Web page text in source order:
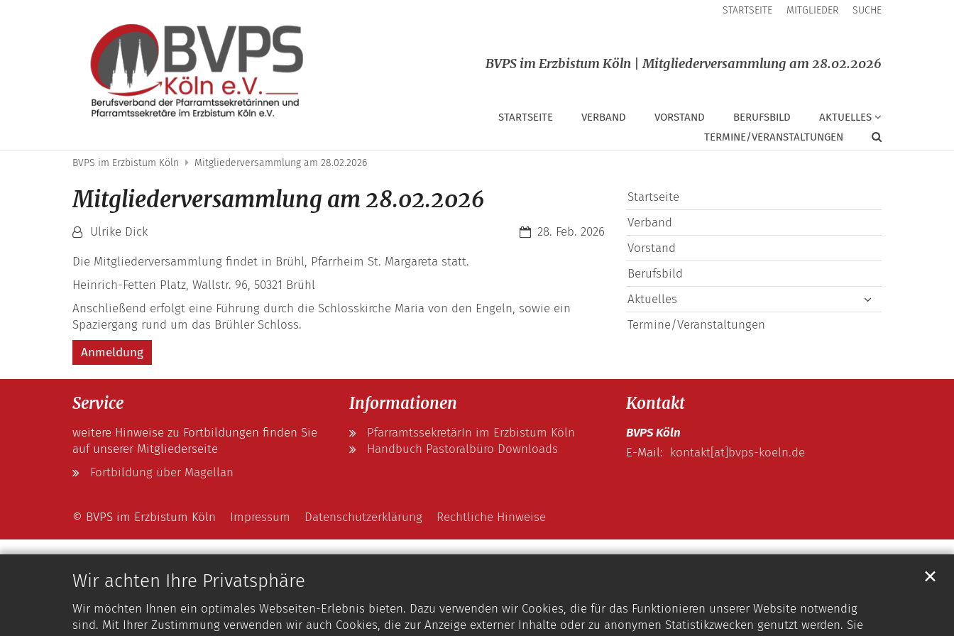
Wir achten Ihre Privatsphäre
Wir möchten Ihnen ein optimales Webseiten-Erlebnis bieten. Dazu verwenden wir Cookies, die für das Funktionieren unserer Website notwendig
sind. Mit Ihrer Zustimmung verwenden wir auch Cookies, die zur Anzeige externer Inhalte oder zu anonymen Statistikzwecken genutzt werden. Sie
✕
STARTSEITE MITGLIEDER SUCHE
BVPS im Erzbistum Köln | Mitgliederversammlung am 28.02.2026
STARTSEITE VERBAND VORSTAND BERUFSBILD
AKTUELLES
TERMINE/VERANSTALTUNGEN
BVPS im Erzbistum Köln Mitgliederversammlung am 28.02.2026
Mitgliederversammlung am 28.02.2026
Datum:28. Feb. 2026
Von:Ulrike Dick
Die Mitgliederversammlung findet in Brühl, Pfarrheim St. Margareta statt.
Heinrich-Fetten Platz, Wallstr. 96, 50321 Brühl
Anschließend erfolgt eine Führung durch die Schlosskirche Maria von den Engeln, sowie ein
Spaziergang rund um das Brühler Schloss.
Anmeldung
Startseite
Verband
Vorstand
Berufsbild
Aktuelles
Termine/Veranstaltungen
Service
weitere Hinweise zu Fortbildungen finden Sie
auf unserer Mitgliederseite
Fortbildung über Magellan
Informationen
PfarramtssekretärIn im Erzbistum Köln
Handbuch Pastoralbüro Downloads
Kontakt
BVPS Köln
E-Mail: kontakt[at]bvps-koeln.de
© BVPS im Erzbistum Köln Impressum Datenschutzerklärung Rechtliche Hinweise